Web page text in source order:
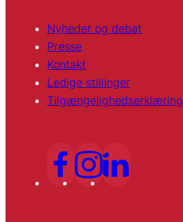
Nyheder og debat
Presse
Kontakt
Ledige stillinger
Tilgængelighedserklæring